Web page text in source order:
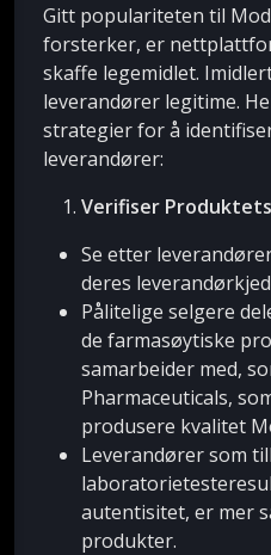
Gitt populariteten til
forsterker, er
skaffe legemidlet.
leverandører legitime.
strategier for å
leverandører:
Verifiser
Se etter
deres
Pålitelige selgere
de farmasøytiske
samarbeider med,
Pharmaceuticals,
produsere kvalitet
Leverandører som
autentisitet, er mer
produkter.